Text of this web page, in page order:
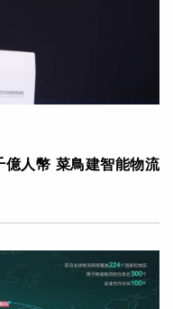
億人幣 菜鳥建智能物流